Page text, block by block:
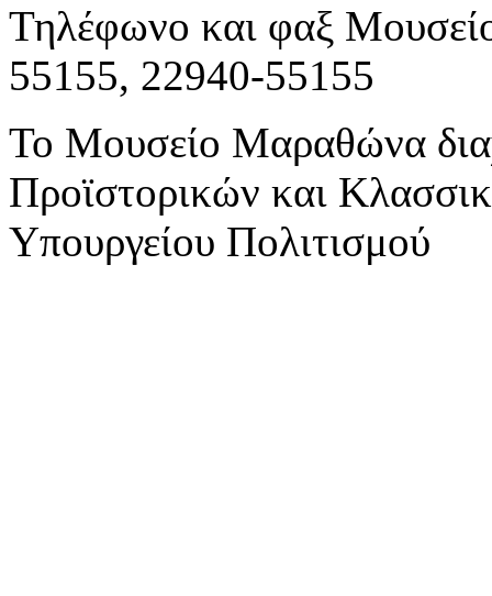
Τηλέφωνο και φαξ
55155, 22940-55155
Το Μουσείο Μαραθώνα
Προϊστορικών και
Υπουργείου Πολιτισμού